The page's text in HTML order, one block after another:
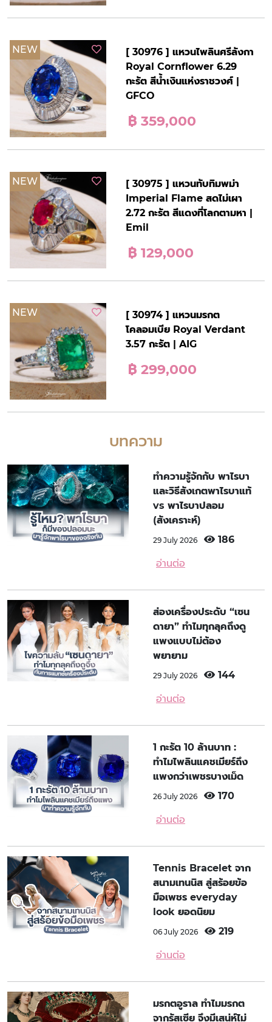
NEW
[ 30976 ] แหวนไพลินศรีลังกา
Royal Cornflower 6.29
กะรัต สีน้ำเงินแห่งราชวงศ์ |
GFCO
฿ 359,000
NEW
[ 30975 ] แหวนทับทิมพม่า
Imperial Flame สดไม่เผา
2.72 กะรัต สีแดงที่โลกตามหา |
Emil
฿ 129,000
NEW
[ 30974 ] แหวนมรกต
โคลอมเบีย Royal Verdant
3.57 กะรัต | AIG
฿ 299,000
บทความ
ทำความรู้จักกับ พาไรบา
และวิธีสังเกตพาไรบาแท้
vs พาไรบาปลอม
(สังเคราะห์)
29 July 2026 186
อ่านต่อ
ส่องเครื่องประดับ “เซน
ดายา” ทำไมทุกลุคถึงดู
แพงแบบไม่ต้อง
พยายาม
29 July 2026 144
อ่านต่อ
1 กะรัต 10 ล้านบาท :
ทำไมไพลินแคชเมียร์ถึง
แพงกว่าเพชรบางเม็ด
26 July 2026 170
อ่านต่อ
Tennis Bracelet จาก
สนามเทนนิส สู่สร้อยข้อ
มือเพชร everyday
look ยอดนิยม
06 July 2026 219
อ่านต่อ
มรกตอูราล ทำไมมรกต
จากรัสเซีย จึงมีเสน่ห์ไม่